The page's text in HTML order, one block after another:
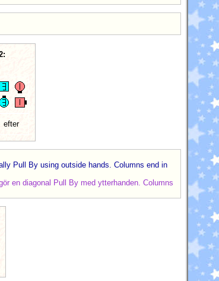
efter
Pull By using outside hands. Columns end in
en diagonal Pull By med ytterhanden. Columns